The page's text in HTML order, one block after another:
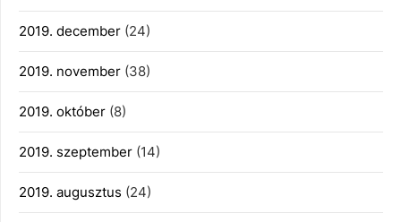
2019. december (24)
2019. november (38)
2019. október (8)
2019. szeptember (14)
2019. augusztus (24)